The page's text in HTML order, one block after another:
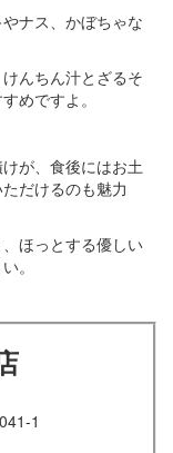
ナス、かぼちゃな
んちん汁とざるそ
めですよ。
が、食後にはお土
だけるのも魅力
ほっとする優しい
。
1